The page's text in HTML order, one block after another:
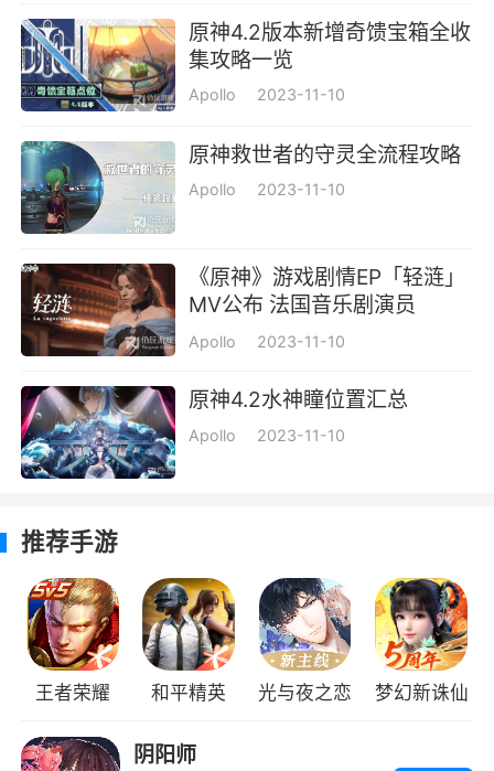
原神4.2版本新增奇馈宝箱全收
集攻略一览
Apollo 2023-11-10
原神救世者的守灵全流程攻略
Apollo 2023-11-10
《原神》游戏剧情EP「轻涟」
MV公布 法国音乐剧演员
Cécilia Cara表演一览
Apollo 2023-11-10
原神4.2水神瞳位置汇总
Apollo 2023-11-10
推荐手游
王者荣耀 和平精英 光与夜之恋 梦幻新诛仙
阴阳师